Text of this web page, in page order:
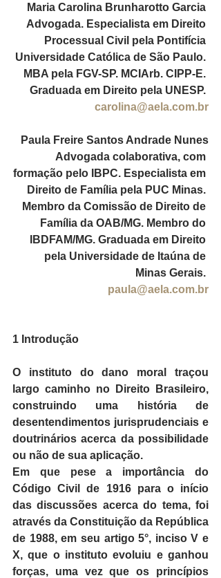
Maria Carolina Brunharotto Garcia
Advogada. Especialista em Direito
Processual Civil pela Pontifícia
Universidade Católica de São Paulo.
MBA pela FGV-SP. MCIArb. CIPP-E.
Graduada em Direito pela UNESP.
carolina@aela.com.br
Paula Freire Santos Andrade Nunes
Advogada colaborativa, com
formação pelo IBPC. Especialista em
Direito de Família pela PUC Minas.
Membro da Comissão de Direito de
Família da OAB/MG. Membro do
IBDFAM/MG. Graduada em Direito
pela Universidade de Itaúna de
Minas Gerais.
paula@aela.com.br
1 Introdução
O instituto do dano moral traçou
largo caminho no Direito Brasileiro,
construindo uma história de
desentendimentos jurisprudenciais e
doutrinários acerca da possibilidade
ou não de sua aplicação.
Em que pese a importância do
Código Civil de 1916 para o início
das discussões acerca do tema, foi
através da Constituição da República
de 1988, em seu artigo 5°, inciso V e
X, que o instituto evoluiu e ganhou
forças, uma vez que os princípios